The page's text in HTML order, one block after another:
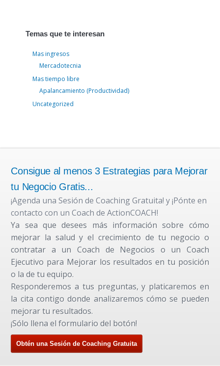
Temas que te interesan
Mas ingresos
Mercadotecnia
Mas tiempo libre
Apalancamiento (Productividad)
Uncategorized
Consigue al menos 3 Estrategias para Mejorar
tu Negocio Gratis...
¡Agenda una Sesión de Coaching Gratuita! y ¡Pónte en
contacto con un Coach de ActionCOACH!
Ya sea que desees más información sobre cómo
mejorar la salud y el crecimiento de tu negocio o
contratar a un Coach de Negocios o un Coach
Ejecutivo para Mejorar los resultados en tu posición
o la de tu equipo.
Responderemos a tus preguntas, y platicaremos en
la cita contigo donde analizaremos cómo se pueden
mejorar tu resultados.
¡Sólo llena el formulario del botón!
Obtén una Sesión de Coaching Gratuita